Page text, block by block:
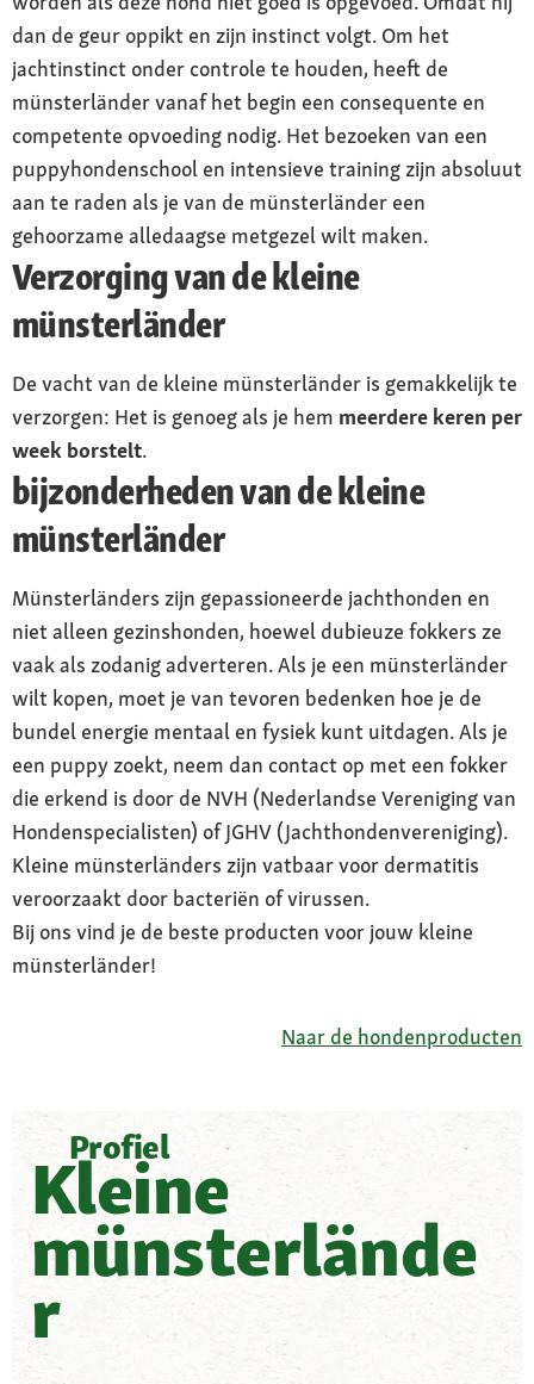
dan de geur oppikt en zijn instinct volgt. Om het
jachtinstinct onder controle te houden, heeft de
münsterländer vanaf het begin een consequente en
competente opvoeding nodig. Het bezoeken van een
puppyhondenschool en intensieve training zijn absoluut
aan te raden als je van de münsterländer een
gehoorzame alledaagse metgezel wilt maken.
Verzorging van de kleine
münsterländer
De vacht van de kleine münsterländer is gemakkelijk te
verzorgen: Het is genoeg als je hem meerdere keren per
week borstelt.
bijzonderheden van de kleine
münsterländer
Münsterländers zijn gepassioneerde jachthonden en
niet alleen gezinshonden, hoewel dubieuze fokkers ze
vaak als zodanig adverteren. Als je een münsterländer
wilt kopen, moet je van tevoren bedenken hoe je de
bundel energie mentaal en fysiek kunt uitdagen. Als je
een puppy zoekt, neem dan contact op met een fokker
die erkend is door de NVH (Nederlandse Vereniging van
Hondenspecialisten) of JGHV (Jachthondenvereniging).
Kleine münsterländers zijn vatbaar voor dermatitis
veroorzaakt door bacteriën of virussen.
Bij ons vind je de beste producten voor jouw kleine
münsterländer!
Naar de hondenproducten
Profiel
Kleine
münsterlände
r